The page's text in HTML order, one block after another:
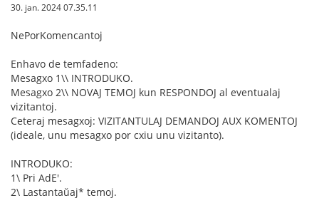
30. jan. 2024 07.35.11
NePorKomencantoj
Enhavo de temfadeno:
Mesagxo 1\\ INTRODUKO.
Mesagxo 2\\ NOVAJ TEMOJ kun RESPONDOJ al eventualaj
vizitantoj.
Ceteraj mesagxoj: VIZITANTULAJ DEMANDOJ AUX KOMENTOJ
(ideale, unu mesagxo por cxiu unu vizitanto).
INTRODUKO:
1\ Pri AdE'.
2\ Lastantaŭaj* temoj.